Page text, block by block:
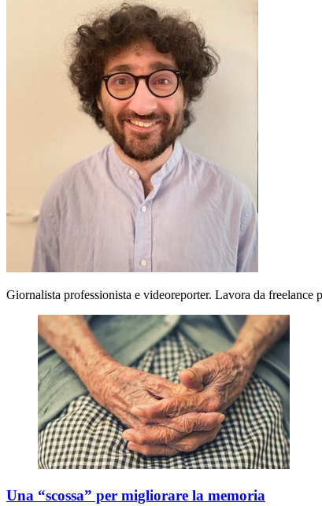
Giornalista professionista e videoreporter. Lavora da freelance
Una “scossa” per migliorare la memoria